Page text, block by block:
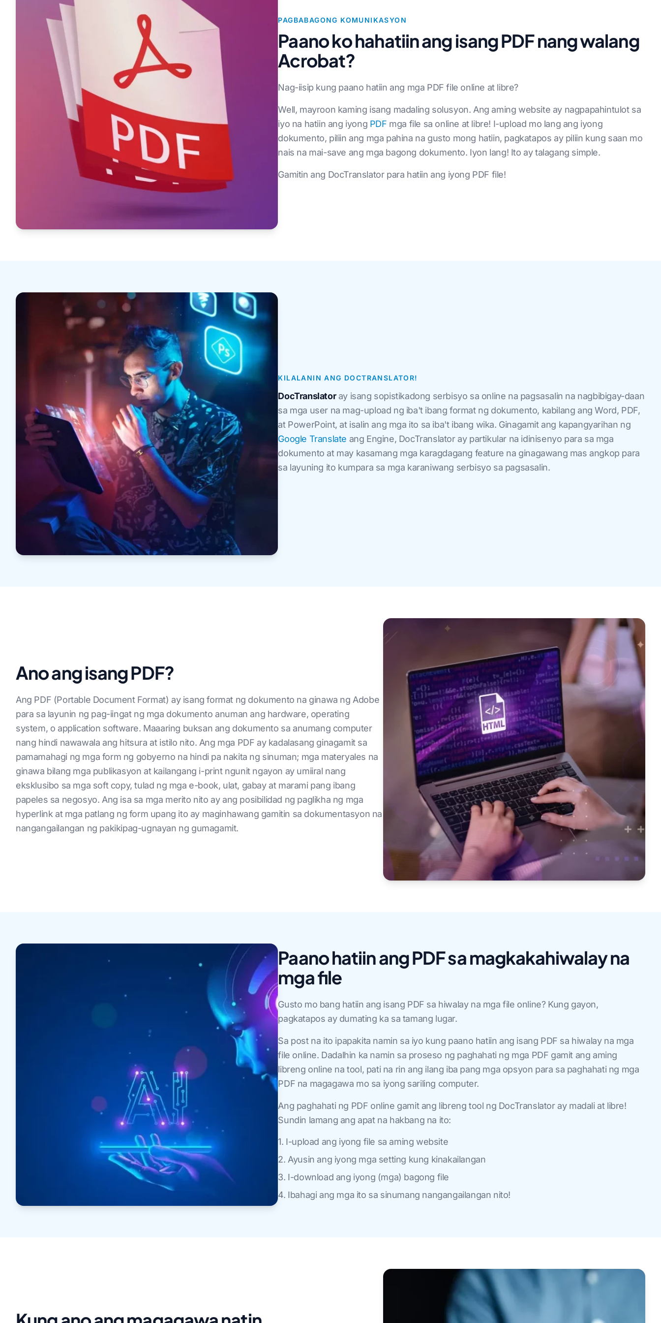
PAGBABAGONG KOMUNIKASYON
Paano ko hahatiin ang isang PDF nang walang
Acrobat?
Nag-iisip kung paano hatiin ang mga PDF file online at libre?
Well, mayroon kaming isang madaling solusyon. Ang aming website ay nagpapahintulot sa
iyo na hatiin ang iyong PDF mga file sa online at libre! I-upload mo lang ang iyong
dokumento, piliin ang mga pahina na gusto mong hatiin, pagkatapos ay piliin kung saan mo
nais na mai-save ang mga bagong dokumento. Iyon lang! Ito ay talagang simple.
Gamitin ang DocTranslator para hatiin ang iyong PDF file!
KILALANIN ANG DOCTRANSLATOR!
DocTranslatoray isang sopistikadong serbisyo sa online na pagsasalin na nagbibigay-daan
sa mga user na mag-upload ng iba't ibang format ng dokumento, kabilang ang Word, PDF,
at PowerPoint, at isalin ang mga ito sa iba't ibang wika. Ginagamit ang kapangyarihan ng
Google Translate ang Engine, DocTranslator ay partikular na idinisenyo para sa mga
dokumento at may kasamang mga karagdagang feature na ginagawang mas angkop para
sa layuning ito kumpara sa mga karaniwang serbisyo sa pagsasalin.
Ano ang isang PDF?
Ang PDF (Portable Document Format) ay isang format ng dokumento na ginawa ng Adobe
para sa layunin ng pag-iingat ng mga dokumento anuman ang hardware, operating
system, o application software. Maaaring buksan ang dokumento sa anumang computer
nang hindi nawawala ang hitsura at istilo nito. Ang mga PDF ay kadalasang ginagamit sa
pamamahagi ng mga form ng gobyerno na hindi pa nakita ng sinuman; mga materyales na
ginawa bilang mga publikasyon at kailangang i-print ngunit ngayon ay umiiral nang
eksklusibo sa mga soft copy, tulad ng mga e-book, ulat, gabay at marami pang ibang
papeles sa negosyo. Ang isa sa mga merito nito ay ang posibilidad ng paglikha ng mga
hyperlink at mga patlang ng form upang ito ay maginhawang gamitin sa dokumentasyon na
nangangailangan ng pakikipag-ugnayan ng gumagamit.
Paano hatiin ang PDF sa magkakahiwalay na
mga file
Gusto mo bang hatiin ang isang PDF sa hiwalay na mga file online? Kung gayon,
pagkatapos ay dumating ka sa tamang lugar.
Sa post na ito ipapakita namin sa iyo kung paano hatiin ang isang PDF sa hiwalay na mga
file online. Dadalhin ka namin sa proseso ng paghahati ng mga PDF gamit ang aming
libreng online na tool, pati na rin ang ilang iba pang mga opsyon para sa paghahati ng mga
PDF na magagawa mo sa iyong sariling computer.
Ang paghahati ng PDF online gamit ang libreng tool ng DocTranslator ay madali at libre!
Sundin lamang ang apat na hakbang na ito:
1. I-upload ang iyong file sa aming website
2. Ayusin ang iyong mga setting kung kinakailangan
3. I-download ang iyong (mga) bagong file
4. Ibahagi ang mga ito sa sinumang nangangailangan nito!